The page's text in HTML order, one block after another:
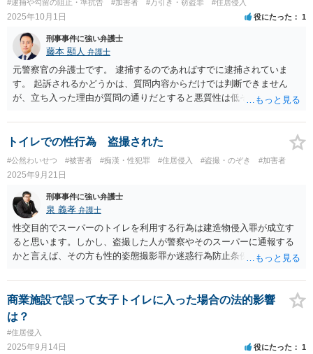
#逮捕や勾留の阻止・準抗告 #加害者 #万引き・窃盗罪 #住居侵入
2025年10月1日 役にたった 1
刑事事件に強い弁護士
藤本 顯人 弁護士
元警察官の弁護士です。 逮捕するのであればすでに逮捕されていま
す。 起訴されるかどうかは、質問内容からだけでは判断できません
が、立ち入った理由が質問の通りだとすると悪質性は低そうなので、
嫌疑濃厚ですと、侵入盗であるため、悪質性が高いとして起訴される
可能性が高まります。 現状の限りでは、警察は窃盗について決定的な
証拠はないので自白させようとしています。 なので否認継続した方が
起訴される可能性が低くなるので、よいです。
トイレでの性行為 盗撮された
#公然わいせつ #被害者 #痴漢・性犯罪 #住居侵入 #盗撮・のぞき #加害者
2025年9月21日
刑事事件に強い弁護士
泉 義孝 弁護士
性交目的でスーパーのトイレを利用する行為は建造物侵入罪が成立す
ると思います。しかし、盗撮した人が警察やそのスーパーに通報する
かと言えば、その方も性的姿態撮影罪か迷惑行為防止条例違反の犯罪
を証拠として後日逮捕されるかと言えば、そのスーパーで買い物など
をカードなどで支払っていない場合には質問者を特定できないと思い
ます。仮に特定できたとしても通常は任意での呼び出し・取り調べと
思います。 回答になっているかどうか不明ですが、よろしくお願いい
たします。
商業施設で誤って女子トイレに入った場合の法的影響
は？
#住居侵入
2025年9月14日 役にたった 1